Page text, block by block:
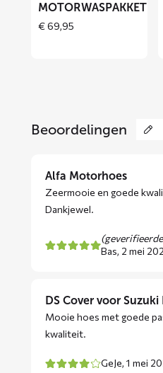
MOTORWASPAKKET
€69,95
Beoordelingen
Alfa Motorhoes
Zeermooie en goede
Dankjewel.
Bas, 2 mei
DS Cover voor
Mooie hoes met goede
kwaliteit.
GeJe, 1 mei